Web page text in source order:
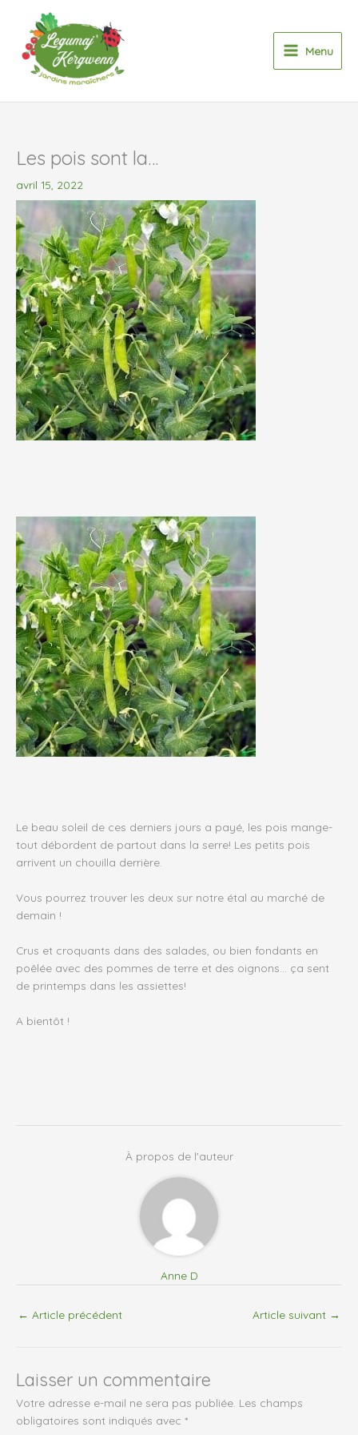
contenu
Menu
Les pois sont la…
avril 15, 2022
Le beau soleil de ces derniers jours a payé, les pois mange-
tout débordent de partout dans la serre! Les petits pois
arrivent un chouilla derrière.
Vous pourrez trouver les deux sur notre étal au marché de
demain !
Crus et croquants dans des salades, ou bien fondants en
poêlée avec des pommes de terre et des oignons… ça sent
de printemps dans les assiettes!
A bientôt !
À propos de l'auteur
Anne D
← Article précédent Article suivant →
Laisser un commentaire
Votre adresse e-mail ne sera pas publiée. Les champs
obligatoires sont indiqués avec *